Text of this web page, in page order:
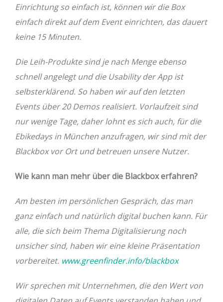
Einrichtung so einfach ist, können wir die Box
einfach direkt auf dem Event einrichten, das dauert
keine 15 Minuten.
Die Leih-Produkte sind je nach Menge ebenso
schnell angelegt und die Usability der App ist
selbsterklärend. So haben wir auf den letzten
Events über 20 Demos realisiert. Vorlaufzeit sind
nur wenige Tage, daher lohnt es sich auch, für die
Ebikedays in München anzufragen, wir sind mit der
Blackbox vor Ort und betreuen unsere Nutzer.
Wie kann man mehr über die Blackbox erfahren?
Am besten im persönlichen Gespräch, das man
ganz einfach und natürlich digital buchen kann. Für
alle, die sich beim Thema Digitalisierung noch
unsicher sind, haben wir eine kleine Präsentation
vorbereitet. www.greenfinder.info/blackbox
Wir sprechen mit Unternehmen, die den Wert von